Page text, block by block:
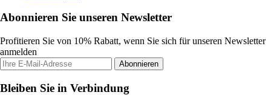
Abonnieren Sie unseren Newsletter
Profitieren Sie von 10% Rabatt, wenn Sie sich für unseren Newsletter
anmelden
Abonnieren
Bleiben Sie in Verbindung